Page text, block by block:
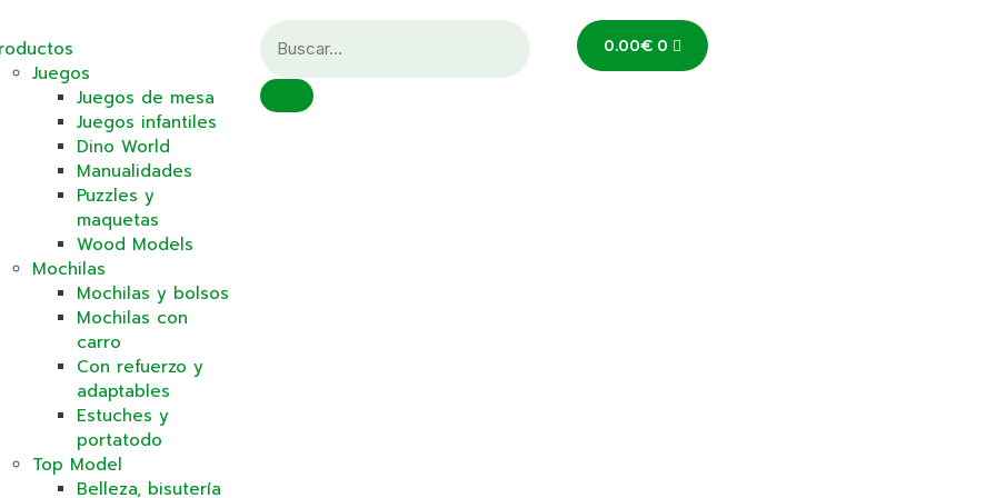
Juegos
Juegos de mesa
Juegos infantiles
Dino World
Manualidades
Puzzles y
maquetas
Wood Models
Mochilas
Mochilas y bolsos
Mochilas con
carro
Con refuerzo y
adaptables
Estuches y
portatodo
Top Model
Belleza, bisutería
0.00€ 0